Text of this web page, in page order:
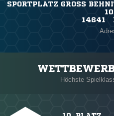
SPORTPLATZ GROSS
14641
Höchste